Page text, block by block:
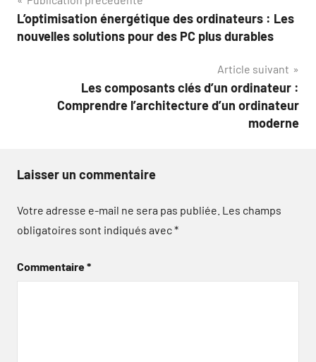
de
L’optimisation énergétique des ordinateurs : Les
nouvelles solutions pour des PC plus durables
Article suivant
Les composants clés d’un ordinateur :
Comprendre l’architecture d’un ordinateur
moderne
Laisser un commentaire
Votre adresse e-mail ne sera pas publiée. Les champs
obligatoires sont indiqués avec*
Commentaire*